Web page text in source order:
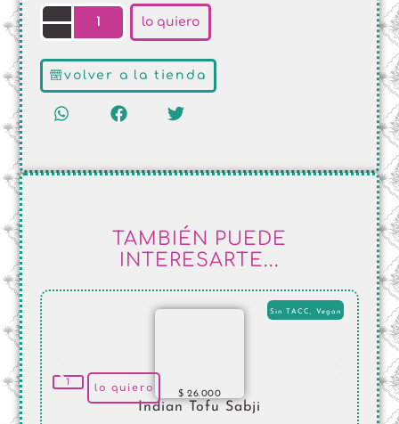
lo quiero
volver a la tienda
TAMBIÉN PUEDE
INTERESARTE...
Sin TACC , Vegan
Indian Tofu Sabji
$ 26.000
lo quiero